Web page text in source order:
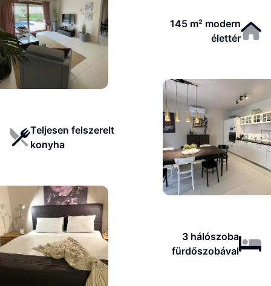
145 m² modern
élettér
Teljesen felszerelt
konyha
3 hálószoba
fürdőszobával